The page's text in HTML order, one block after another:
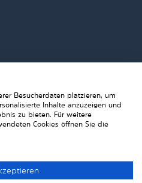
reserved.
Besucherdaten platzieren, um
Inhalte anzuzeigen und
zu bieten. Für weitere
Cookies öffnen Sie die